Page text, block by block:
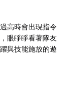
高時會出現指令
眼睜睜看著隊友
與技能施放的遊